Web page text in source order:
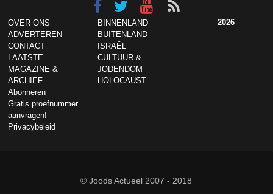
OVER ONS
ADVERTEREN
CONTACT
LAATSTE
MAGAZINE &
ARCHIEF
Abonneren
Gratis proefnummer
aanvragen!
Privacybeleid
BINNENLAND
BUITENLAND
ISRAËL
CULTUUR &
JODENDOM
HOLOCAUST
2026
© Joods Actueel 2007 - 2018